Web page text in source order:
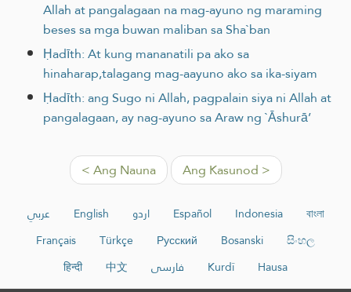
Allah at pangalagaan na mag-ayuno ng maraming
beses sa mga buwan maliban sa Sha`ban
Ḥadīth: At kung mananatili pa ako sa
hinaharap,talagang mag-aayuno ako sa ika-siyam
Ḥadīth: ang Sugo ni Allah, pagpalain siya ni Allah at
pangalagaan, ay nag-ayuno sa Araw ng `Āshurā’
< Ang Nauna Ang Kasunod >
عربي English اردو Español Indonesia
বাংলা
Français
Türkçe Русский Bosanski
සිංහල
हिन्दी
中文 فارسی Kurdî Hausa